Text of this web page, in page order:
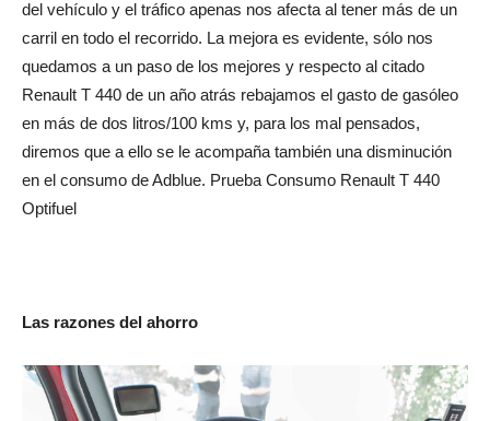
del vehículo y el tráfico apenas nos afecta al tener más de un
carril en todo el recorrido. La mejora es evidente, sólo nos
quedamos a un paso de los mejores y respecto al citado
Renault T 440 de un año atrás rebajamos el gasto de gasóleo
en más de dos litros/100 kms y, para los mal pensados,
diremos que a ello se le acompaña también una disminución
en el consumo de Adblue. Prueba Consumo Renault T 440
Optifuel
Las razones del ahorro